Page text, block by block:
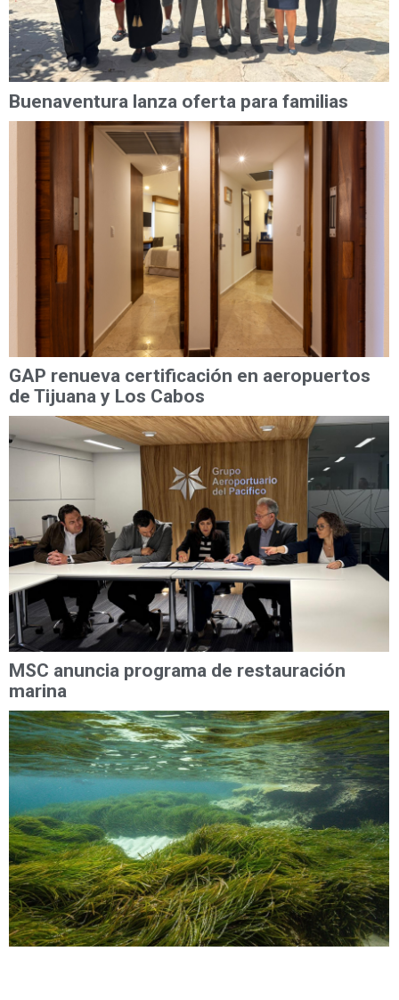
Buenaventura lanza oferta para familias
GAP renueva certificación en aeropuertos
de Tijuana y Los Cabos
MSC anuncia programa de restauración
marina